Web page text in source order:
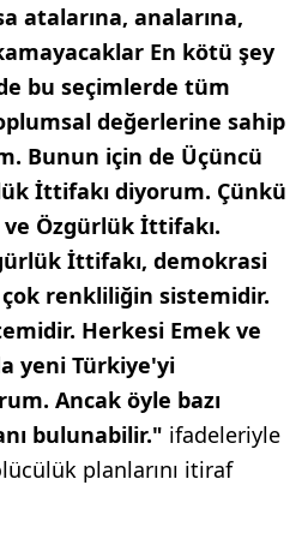
atalarına, analarına,
En kötü şey
bu seçimlerde tüm
değerlerine sahip
Bunun için de Üçüncü
İttifakı diyorum. Çünkü
Özgürlük İttifakı.
İttifakı, demokrasi
renkliliğin sistemidir.
Herkesi Emek ve
yeni Türkiye'yi
Ancak öyle bazı
bulunabilir." ifadeleriyle
planlarını itiraf